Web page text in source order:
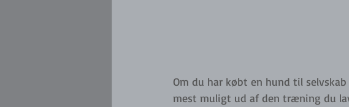
Om du har købt en hund til
mest muligt ud af den træning du